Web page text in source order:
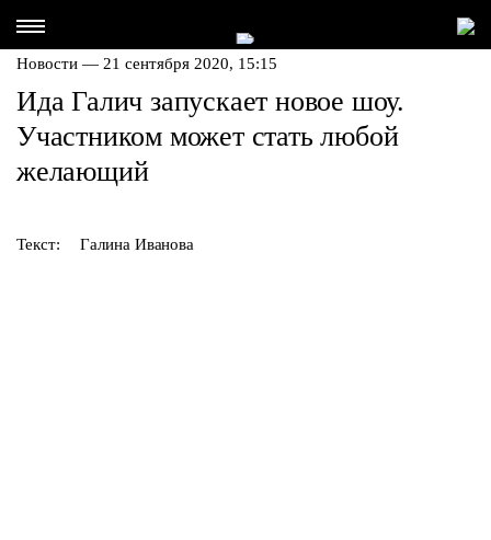
Новости — 21 сентября 2020, 15:15
Ида Галич запускает новое шоу.
Участником может стать любой
желающий
Текст: Галина Иванова